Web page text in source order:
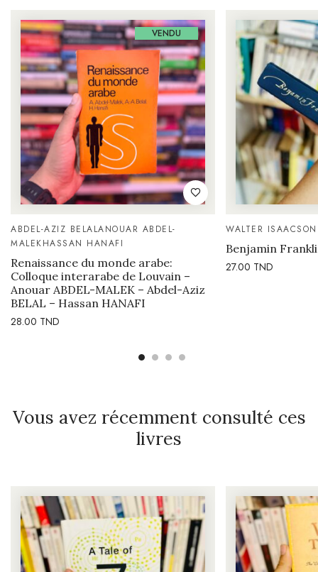
VENDU
ABDEL-AZIZ BELALANOUAR ABDEL-
MALEKHASSAN HANAFI
Renaissance du monde arabe:
Colloque interarabe de Louvain –
Anouar ABDEL-MALEK – Abdel-Aziz
BELAL – Hassan HANAFI
28.00 TND
WALTER ISAACSON
Benjamin
27.00 TND
Vous avez récemment consulté ces
livres